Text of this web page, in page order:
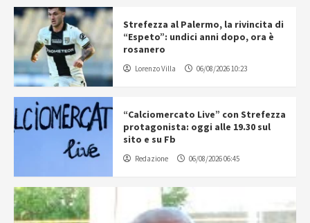
Strefezza al Palermo, la rivincita di
“Espeto”: undici anni dopo, ora è
rosanero
Lorenzo Villa 06/08/2026 10:23
“Calciomercato Live” con Strefezza
protagonista: oggi alle 19.30 sul
sito e su Fb
Redazione 06/08/2026 06:45